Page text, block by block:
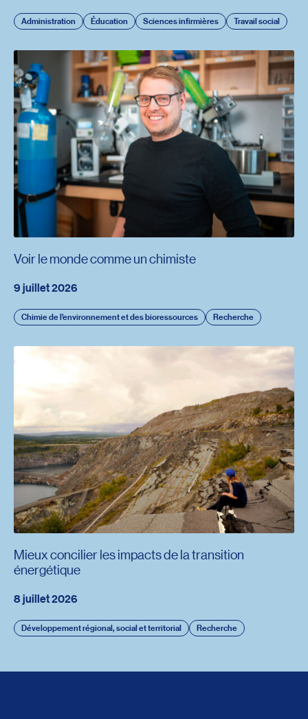
Administration Éducation Sciences infirmières Travail social
9 juillet 2026
Chimie de l’environnement et des bioressources Recherche
Voir le monde comme un chimiste
8 juillet 2026
Développement régional, social et territorial Recherche
Mieux concilier les impacts de la transition
énergétique